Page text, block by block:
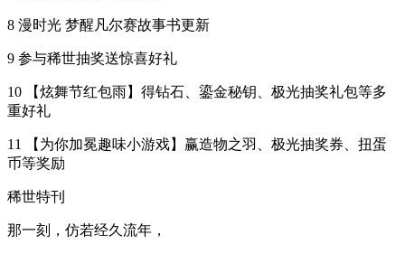
8 漫时光 梦醒凡尔赛故事书更新
9 参与稀世抽奖送惊喜好礼
10 【炫舞节红包雨】得钻石、鎏金秘钥、极光抽奖礼包等多
重好礼
11 【为你加冕趣味小游戏】赢造物之羽、极光抽奖券、扭蛋
币等奖励
稀世特刊
那一刻，仿若经久流年，